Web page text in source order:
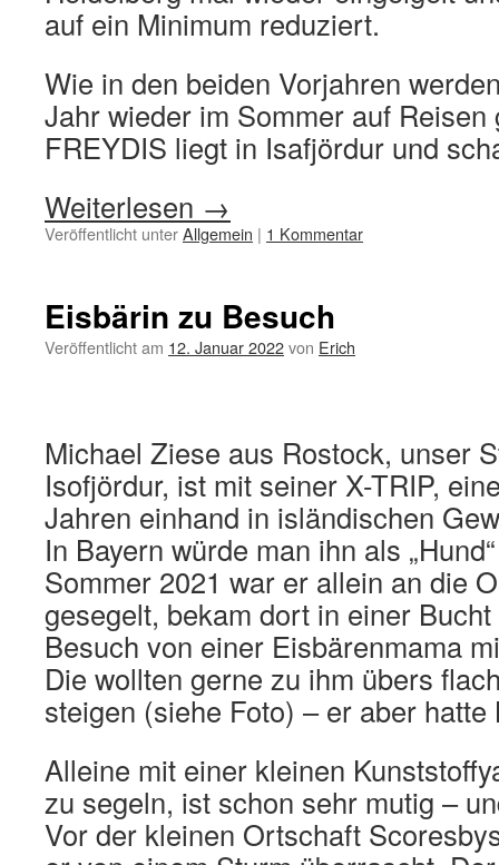
auf ein Minimum reduziert.
Wie in den beiden Vorjahren
Jahr wieder im Sommer auf Reisen
FREYDIS liegt in Isafjördur und
Weiterlesen →
Veröffentlicht unterAllgemein | 1 Kommentar
Eisbärin zu Besuch
Veröffentlicht am 12. Januar 2022von Erich
Michael Ziese aus Rostock, unser
Isofjördur, ist mit seiner X-TRIP,
Jahren einhand in isländischen
In Bayern würde man ihn als
Sommer 2021 war er allein an die
gesegelt, bekam dort in einer
Besuch von einer Eisbärenmama
Die wollten gerne zu ihm übers
steigen (siehe Foto) – er aber hatte
Alleine mit einer kleinen
zu segeln, ist schon sehr mutig –
Vor der kleinen Ortschaft